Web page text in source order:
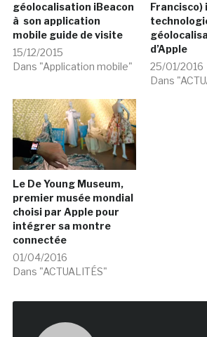
géolocalisation iBeacon
à son application
mobile guide de visite
15/12/2015
Dans "Application mobile"
Francisco)
d’Apple
25/01/2016
Dans
Le De Young Museum,
premier musée mondial
choisi par Apple pour
intégrer sa montre
connectée
01/04/2016
Dans "ACTUALITÉS"